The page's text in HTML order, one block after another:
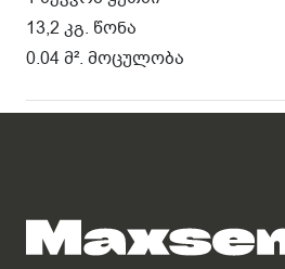
13,2 კგ. წონა
0.04 მ². მოცულობა